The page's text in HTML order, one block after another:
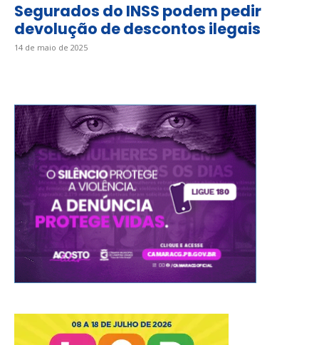
Segurados do INSS podem pedir
devolução de descontos ilegais
14 de maio de 2025